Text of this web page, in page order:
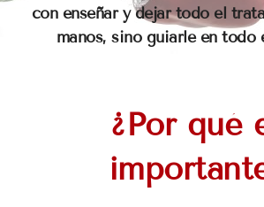
con enseñar y dejar todo el
manos, sino guiarle en todo
¿Por qué